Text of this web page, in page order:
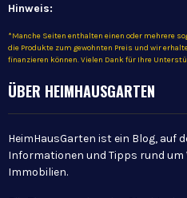
Hinweis:
*Manche Seiten enthalten einen oder mehrere
die Produkte zum gewohnten Preis und wir
finanzieren können. Vielen Dank für Ihre
ÜBER HEIMHAUSGARTEN
HeimHausGarten ist ein Blog, auf
Informationen und Tipps rund um
Immobilien.